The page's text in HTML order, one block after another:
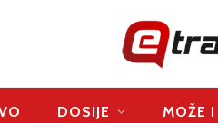
DOSIJE MOŽE I